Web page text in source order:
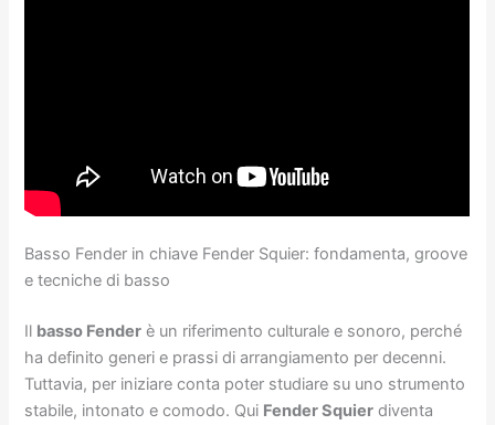
Basso Fender in chiave Fender Squier: fondamenta, groove
e tecniche di basso
Il basso Fender è un riferimento culturale e sonoro, perché
ha definito generi e prassi di arrangiamento per decenni.
Tuttavia, per iniziare conta poter studiare su uno strumento
stabile, intonato e comodo. Qui Fender Squier diventa